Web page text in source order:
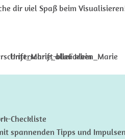
dir viel Spaß beim
Checkliste
spannenden Tipps und